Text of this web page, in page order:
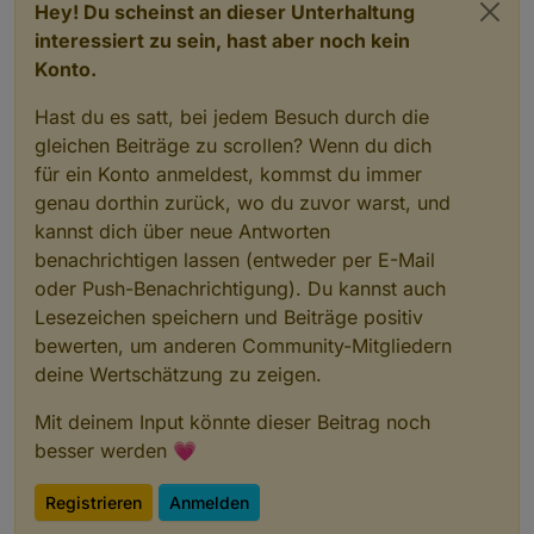
Hey! Du scheinst an dieser Unterhaltung
interessiert zu sein, hast aber noch kein
Konto.
Hast du es satt, bei jedem Besuch durch die
gleichen Beiträge zu scrollen? Wenn du dich
für ein Konto anmeldest, kommst du immer
genau dorthin zurück, wo du zuvor warst, und
kannst dich über neue Antworten
benachrichtigen lassen (entweder per E-Mail
oder Push-Benachrichtigung). Du kannst auch
Lesezeichen speichern und Beiträge positiv
bewerten, um anderen Community-Mitgliedern
deine Wertschätzung zu zeigen.
Mit deinem Input könnte dieser Beitrag noch
besser werden 💗
Registrieren Anmelden